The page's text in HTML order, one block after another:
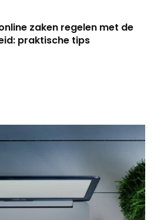
zaken regelen met de
praktische tips